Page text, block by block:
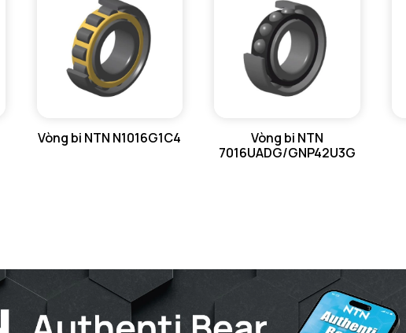
Vòng bi NTN N1016G1C4
Vòng bi NTN
7016UADG/GNP42U3G